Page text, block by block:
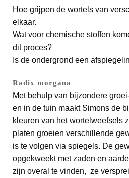
Hoe grijpen de wortels van
elkaar.
Wat voor chemische stoffen
dit proces?
Is de ondergrond een
Radix morgana
Met behulp van bijzondere
en in de tuin maakt Simons de
kleuren van het wortelweefsels
platen groeien verschillende
is te volgen via spiegels. De
opgekweekt met zaden en
zijn overal te vinden, ze